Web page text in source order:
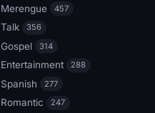
Merengue 457
Talk 356
Gospel 314
Entertainment 288
Spanish 277
Romantic 247